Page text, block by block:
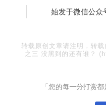
始发于微信公众
转载原创文章请注明，转载
之三 没黑到的还有谁？
「您的每一分打赏